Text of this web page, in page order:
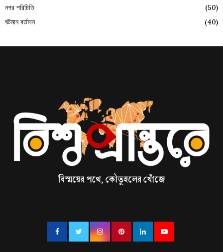
নগর পরিচিতি
(50)
ঘটমান বর্তমান
(40)